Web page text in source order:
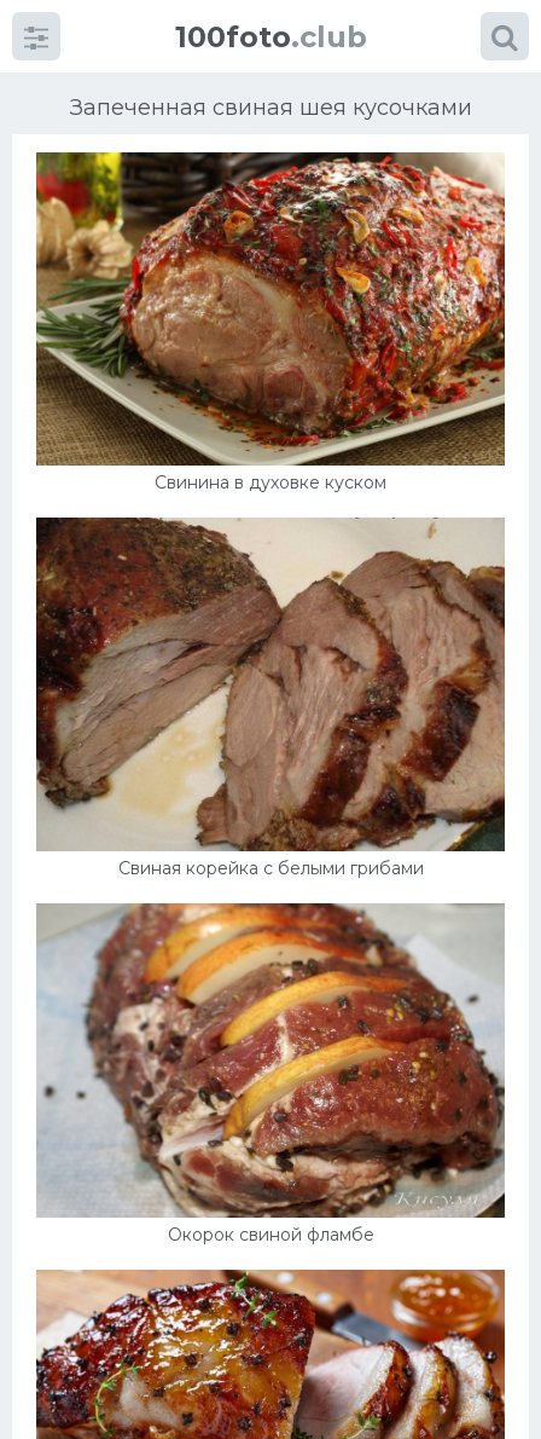
100foto.club
Запеченная свиная шея кусочками
Свинина в духовке куском
Свиная корейка с белыми грибами
Окорок свиной фламбе
Категориикартинок
Супы
Мясные блюда
Печенье
Выпечка
Десерт
Напитки
Дизайн комнаты